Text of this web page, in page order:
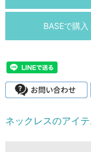
BASEで購入
ネックレスのアイ